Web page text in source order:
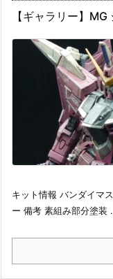
【ギャラリー】
キット情報 バンダイマ
ー 備考 素組み部分塗装